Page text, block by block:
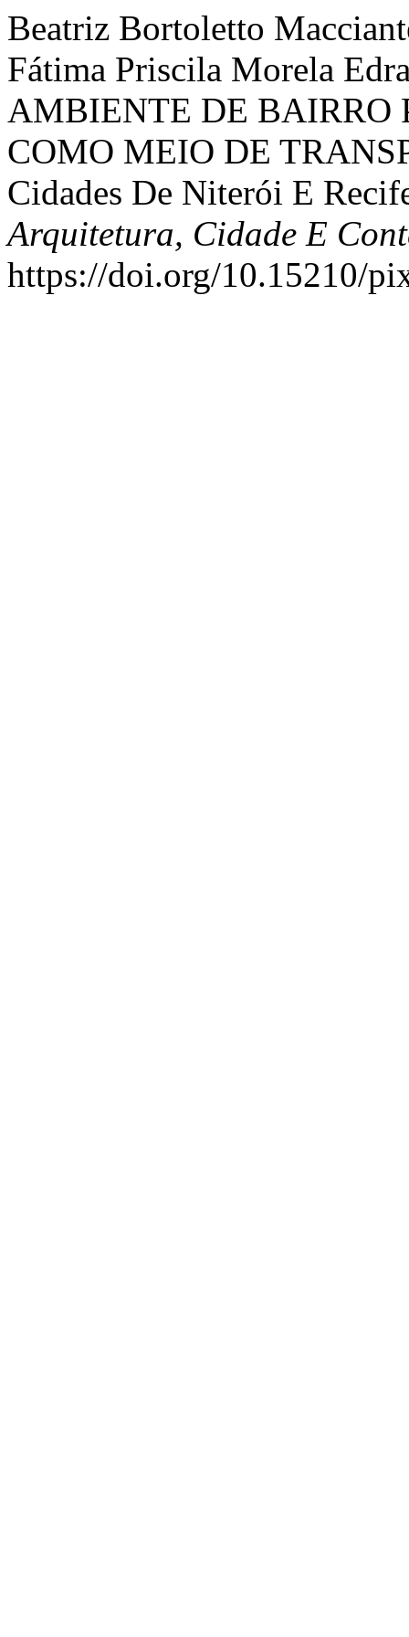
Beatriz Bortoletto
Fátima Priscila Morela
AMBIENTE DE BAIRRO
COMO MEIO DE
Cidades De Niterói E
Arquitetura, Cidade E
https://doi.org/10.15210/